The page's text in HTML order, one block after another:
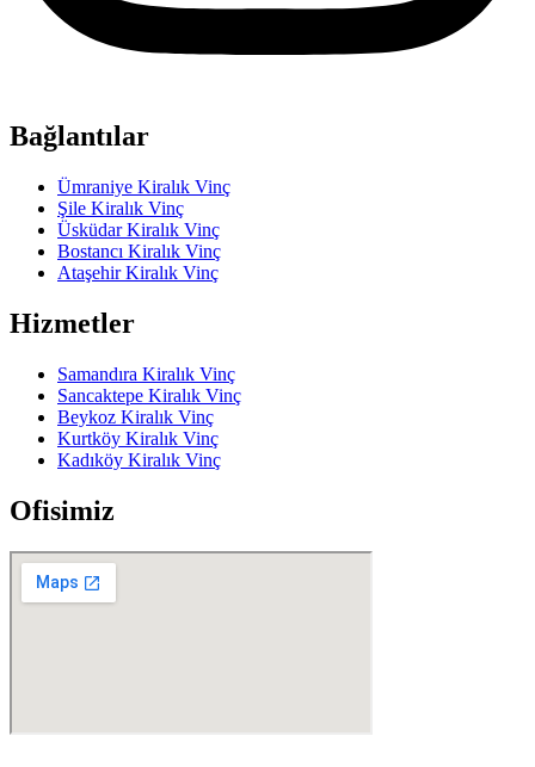
Bağlantılar
Ümraniye Kiralık Vinç
Şile Kiralık Vinç
Üsküdar Kiralık Vinç
Bostancı Kiralık Vinç
Ataşehir Kiralık Vinç
Hizmetler
Samandıra Kiralık Vinç
Sancaktepe Kiralık Vinç
Beykoz Kiralık Vinç
Kurtköy Kiralık Vinç
Kadıköy Kiralık Vinç
Ofisimiz